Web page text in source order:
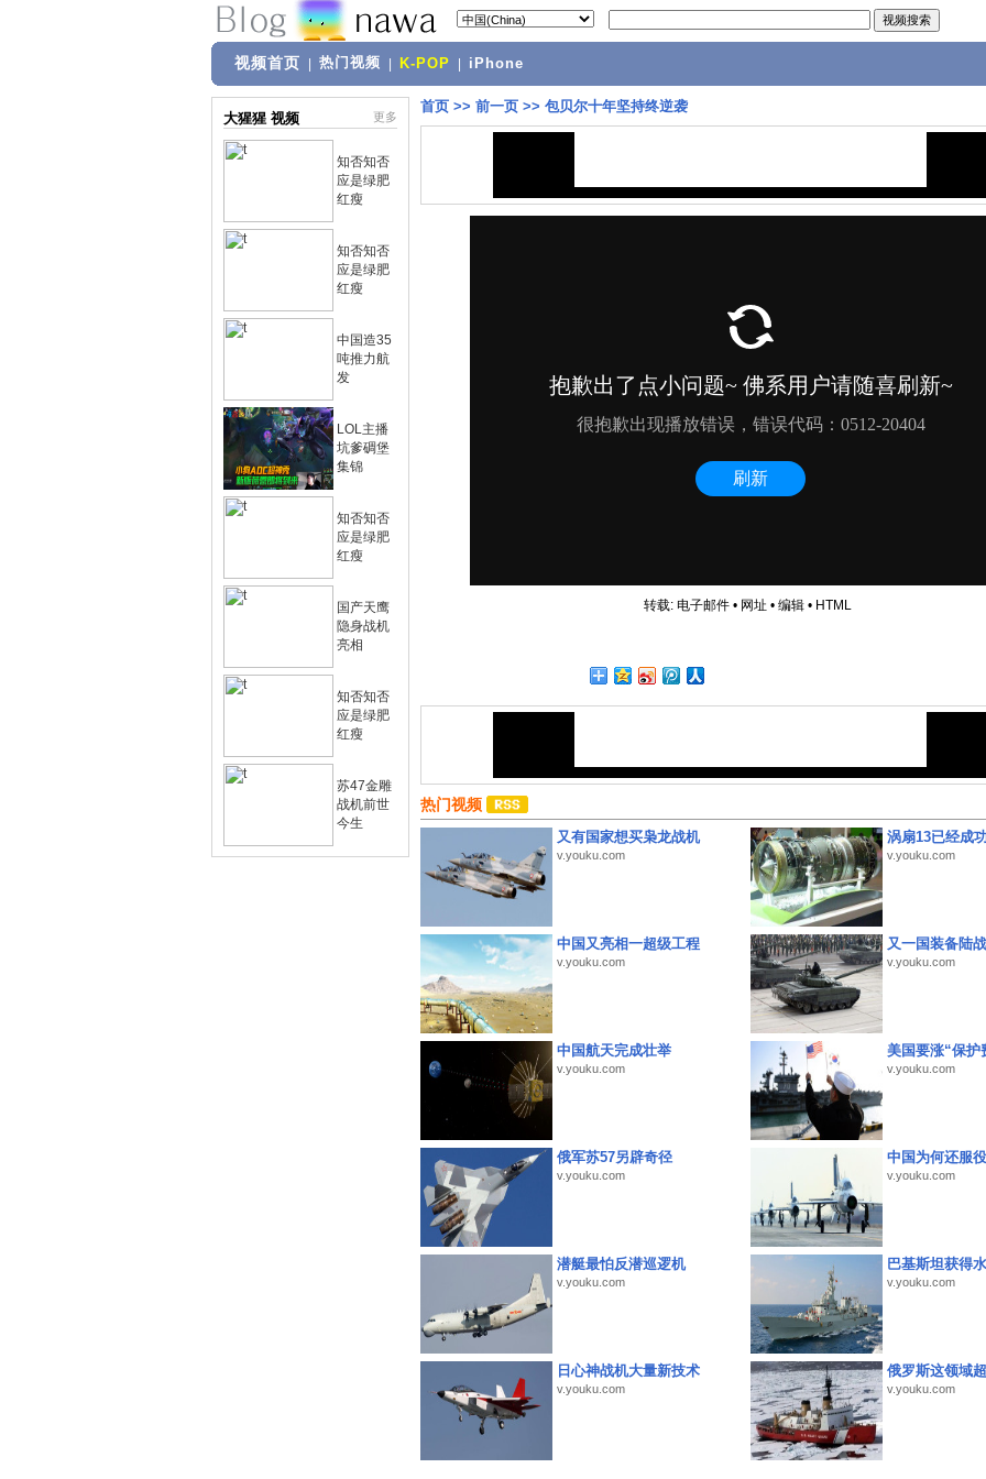
视频首页 热门视频 K-POP iPhone
大猩猩 视频 更多
知否知否
应是绿肥
红瘦
知否知否
应是绿肥
红瘦
中国造35
吨推力航
发
LOL主播
坑爹碉堡
集锦
知否知否
应是绿肥
红瘦
国产天鹰
隐身战机
亮相
知否知否
应是绿肥
红瘦
苏47金雕
战机前世
今生
首页 >> 前一页 >> 包贝尔十年坚持终逆袭
转载: 电子邮件• 网址 • 编辑• HTML
热门视频
又有国家想买枭龙战机
v.youku.com
涡扇13已经成
v.youku.com
中国又亮相一超级工程
v.youku.com
又一国装备陆
v.youku.com
中国航天完成壮举
v.youku.com
美国要涨“保护
v.youku.com
俄军苏57另辟奇径
v.youku.com
中国为何还服
v.youku.com
潜艇最怕反潜巡逻机
v.youku.com
巴基斯坦获得
v.youku.com
日心神战机大量新技术
v.youku.com
俄罗斯这领域
v.youku.com